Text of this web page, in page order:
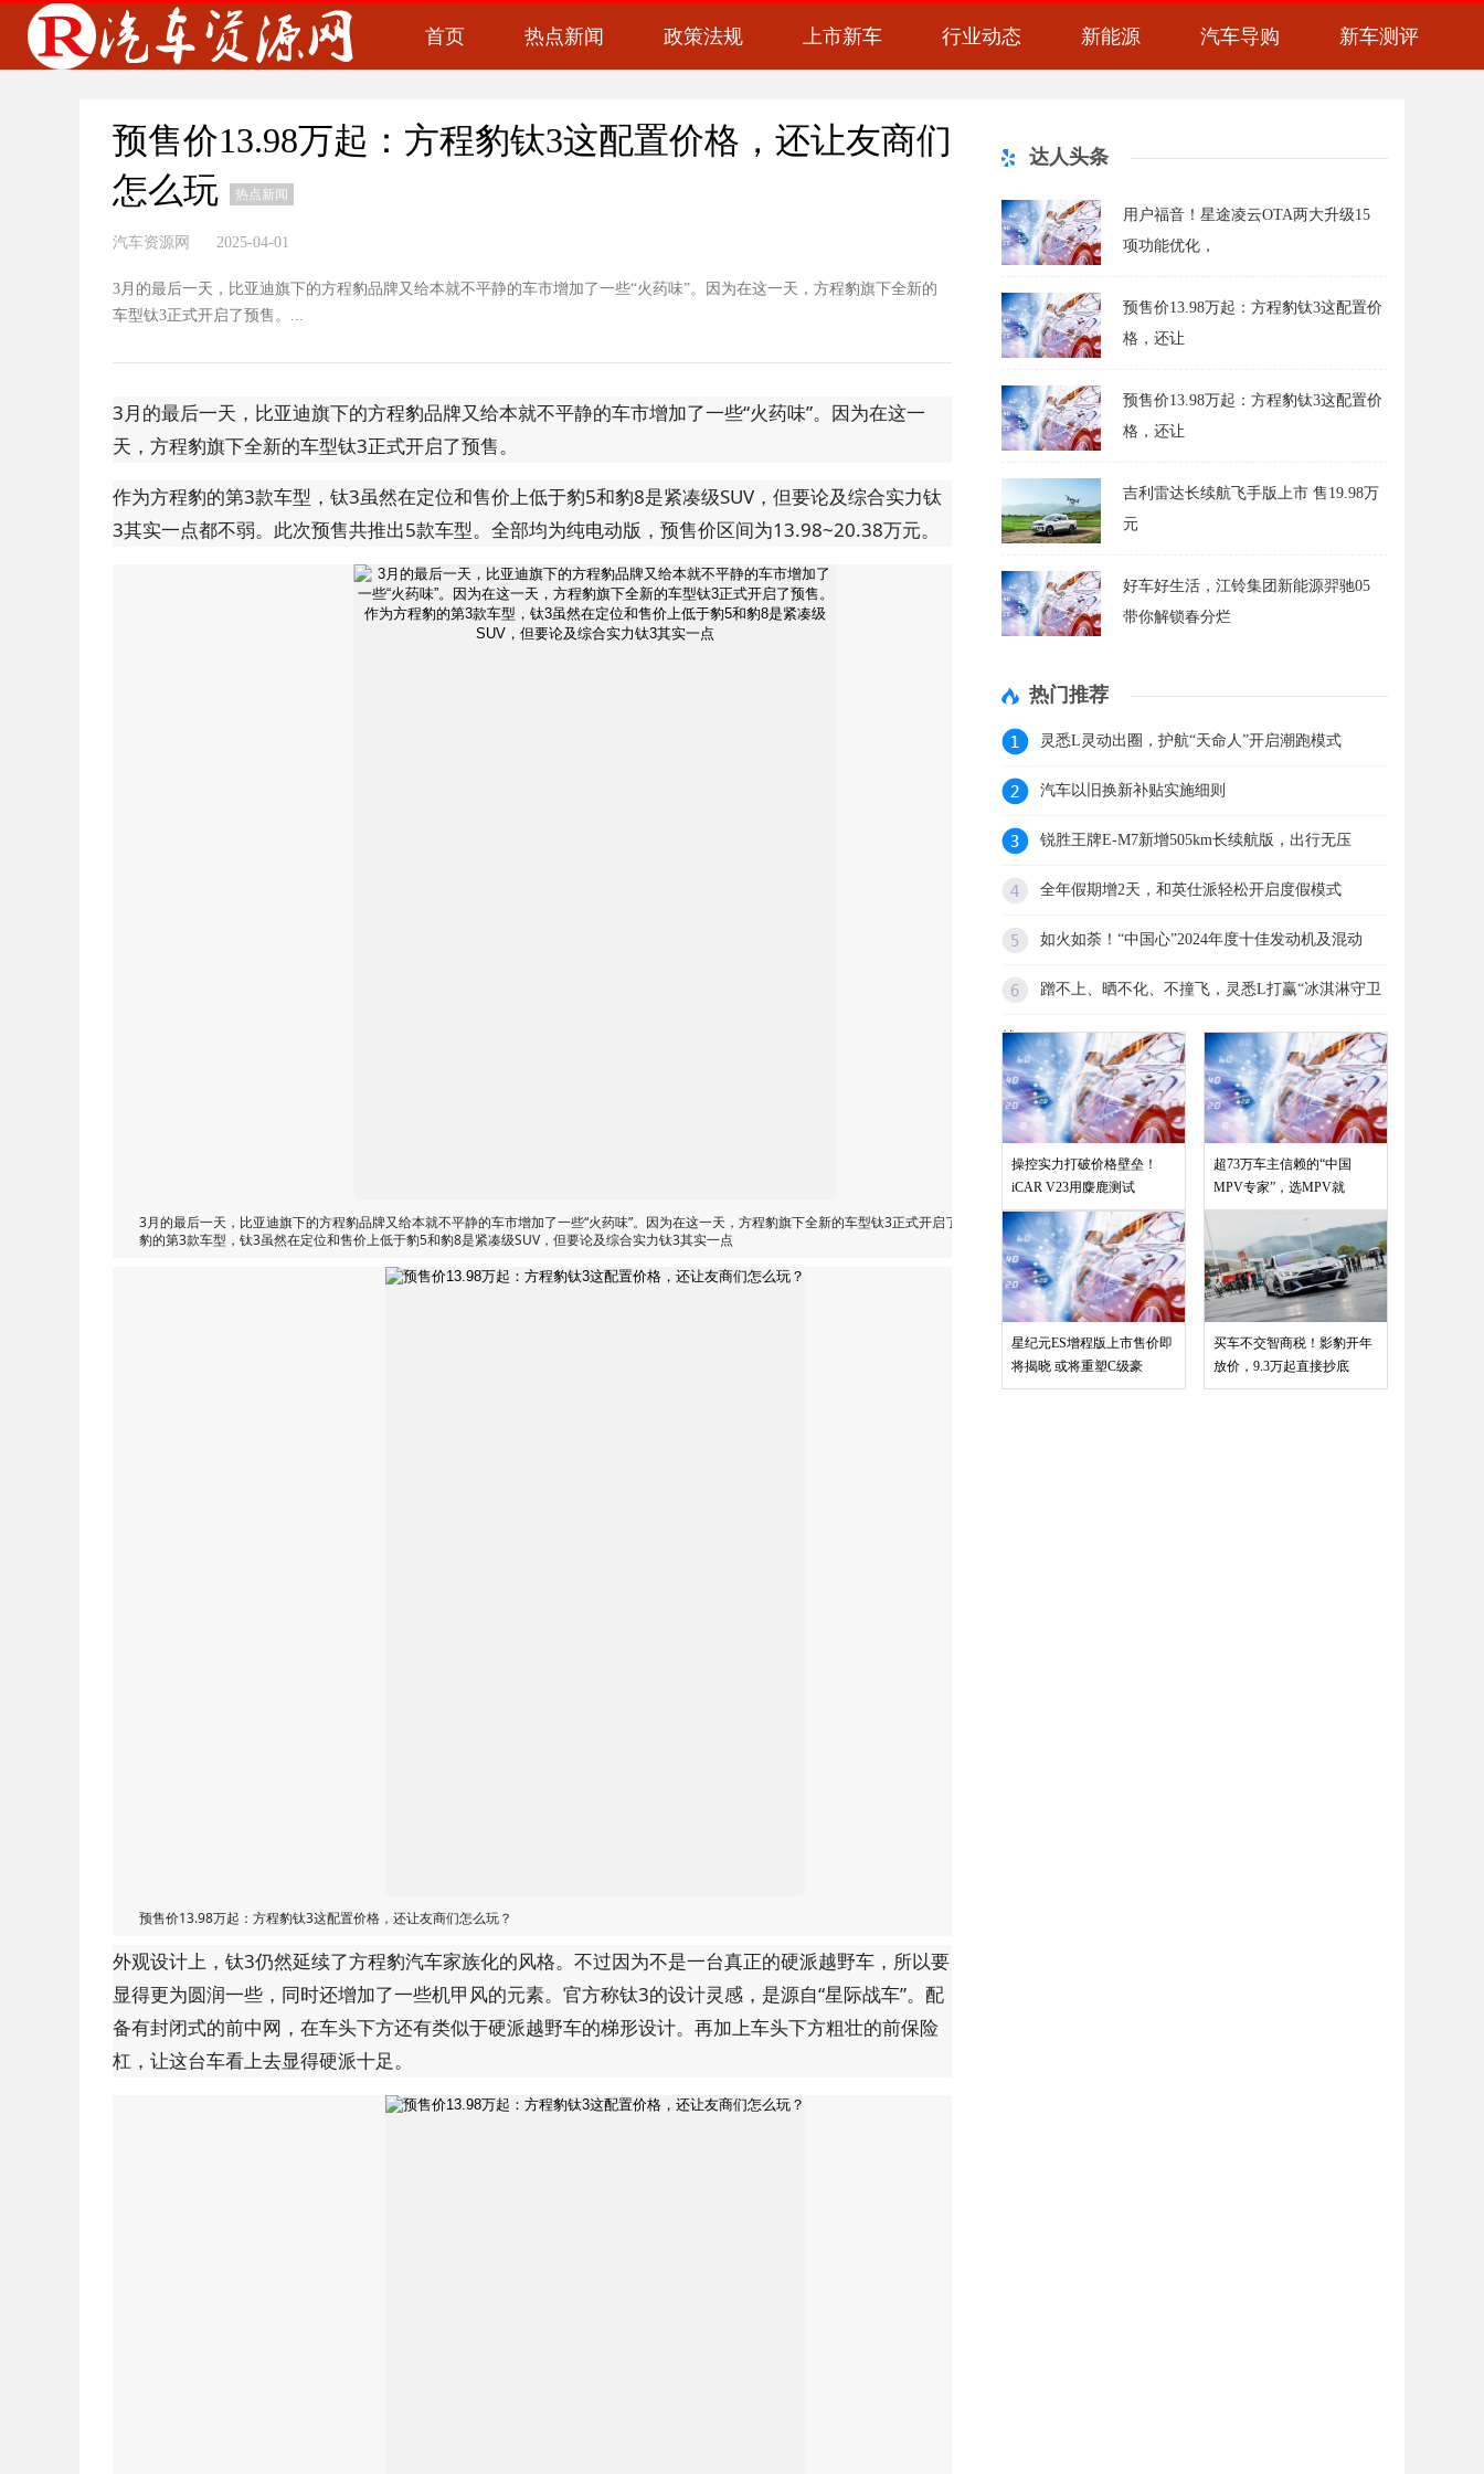
首页 热点新闻 政策法规 上市新车 行业动态 新能源 汽车导购 新车测评
预售价13.98万起：方程豹钛3这配置价格，还让友商们
怎么玩
热点新闻
汽车资源网 2025-04-01
3月的最后一天，比亚迪旗下的方程豹品牌又给本就不平静的车市增加了一些“火药味”。因为在这一天，方程豹旗下全新的
车型钛3正式开启了预售。...
3月的最后一天，比亚迪旗下的方程豹品牌又给本就不平静的车市增加了一些“火药味”。因为在这一
天，方程豹旗下全新的车型钛3正式开启了预售。
作为方程豹的第3款车型，钛3虽然在定位和售价上低于豹5和豹8是紧凑级SUV，但要论及综合实力钛
3其实一点都不弱。此次预售共推出5款车型。全部均为纯电动版，预售价区间为13.98~20.38万元。
3月的最后一天，比亚迪旗下的方程豹品牌又给本就不平静的车市增加了一些“火药味”。因为在这一天，方程豹旗下全新的车型钛3正式开启了预售。 作为方程
豹的第3款车型，钛3虽然在定位和售价上低于豹5和豹8是紧凑级SUV，但要论及综合实力钛3其实一点
预售价13.98万起：方程豹钛3这配置价格，还让友商们怎么玩？
外观设计上，钛3仍然延续了方程豹汽车家族化的风格。不过因为不是一台真正的硬派越野车，所以要
显得更为圆润一些，同时还增加了一些机甲风的元素。官方称钛3的设计灵感，是源自“星际战车”。配
备有封闭式的前中网，在车头下方还有类似于硬派越野车的梯形设计。再加上车头下方粗壮的前保险
杠，让这台车看上去显得硬派十足。
达人头条
用户福音！星途凌云OTA两大升级15
项功能优化，
预售价13.98万起：方程豹钛3这配置价
格，还让
预售价13.98万起：方程豹钛3这配置价
格，还让
吉利雷达长续航飞手版上市 售19.98万
元
好车好生活，江铃集团新能源羿驰05
带你解锁春分烂
热门推荐
灵悉L灵动出圈，护航“天命人”开启潮跑模式
汽车以旧换新补贴实施细则
锐胜王牌E-M7新增505km长续航版，出行无压
全年假期增2天，和英仕派轻松开启度假模式
如火如荼！“中国心”2024年度十佳发动机及混动
蹭不上、晒不化、不撞飞，灵悉L打赢“冰淇淋守卫
战
操控实力打破价格壁垒！
iCAR V23用麋鹿测试
星纪元ES增程版上市售价即
将揭晓 或将重塑C级豪
超73万车主信赖的“中国
MPV专家”，选MPV就
买车不交智商税！影豹开年
放价，9.3万起直接抄底